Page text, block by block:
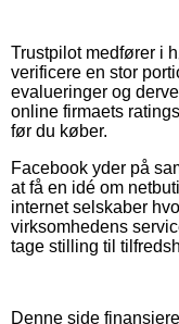
Trustpilot medfører i
verificere en stor
evalueringer og
online firmaets
før du køber.
Facebook yder på
at få en idé om
internet selskaber
virksomhedens
tage stilling til
Denne side